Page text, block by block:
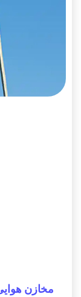
مخازن هوایی